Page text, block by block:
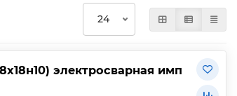
электросварная имп